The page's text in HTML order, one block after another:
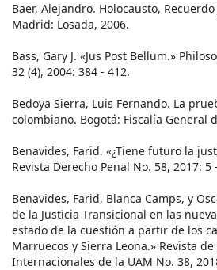
Baer, Alejandro. Holocausto,
Madrid: Losada, 2006.
Bass, Gary J. «Jus Post Bellum.»
32 (4), 2004: 384 - 412.
Bedoya Sierra, Luis Fernando. La
colombiano. Bogotá: Fiscalía General
Benavides, Farid. «¿Tiene futuro la
Revista Derecho Penal No. 58, 2017: 5
Benavides, Farid, Blanca Camps, y
de la Justicia Transicional en las
estado de la cuestión a partir de los
Marruecos y Sierra Leona.» Revista de
Internacionales de la UAM No. 38,